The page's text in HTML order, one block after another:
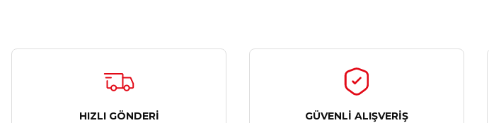
Yorum
Soru
HIZLI GÖNDERİ
GÜVENLİ ALIŞVERİŞ